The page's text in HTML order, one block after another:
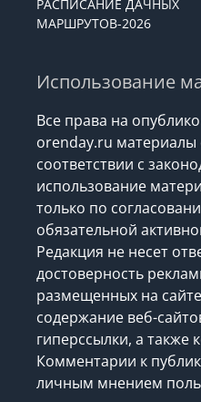
РАСПИСАНИЕ ДАЧНЫХ
МАРШРУТОВ-2026
Использование
Все права на
orenday.ru материалы
соответствии с
использование
только по
обязательной
Редакция не несет
достоверность
размещенных на
содержание веб-
гиперссылки, а также
Комментарии к
личным мнением